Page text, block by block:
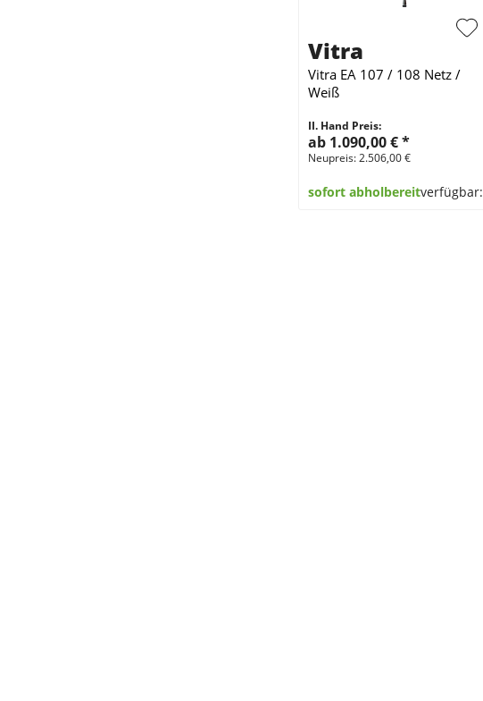
Vitra
Vitra EA 107 / 108 Netz /
Weiß
II. Hand Preis:
ab 1.090,00 €*
Neupreis: 2.506,00 €
sofort abholbereitverfügbar: